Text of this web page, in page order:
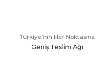
Türkiye’nin Her Noktasına
Geniş Teslim Ağı